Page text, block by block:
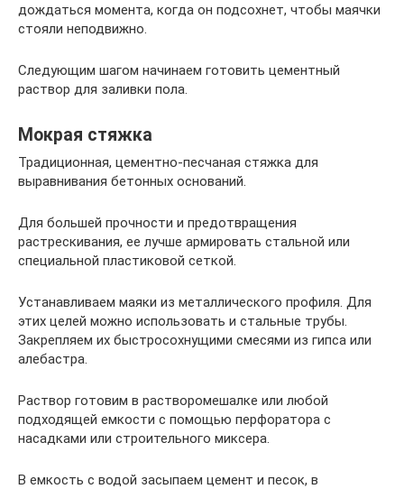
дождаться момента, когда он подсохнет, чтобы маячки
стояли неподвижно.
Следующим шагом начинаем готовить цементный
раствор для заливки пола.
Мокрая стяжка
Традиционная, цементно-песчаная стяжка для
выравнивания бетонных оснований.
Для большей прочности и предотвращения
растрескивания, ее лучше армировать стальной или
специальной пластиковой сеткой.
Устанавливаем маяки из металлического профиля. Для
этих целей можно использовать и стальные трубы.
Закрепляем их быстросохнущими смесями из гипса или
алебастра.
Раствор готовим в растворомешалке или любой
подходящей емкости с помощью перфоратора с
насадками или строительного миксера.
В емкость с водой засыпаем цемент и песок, в